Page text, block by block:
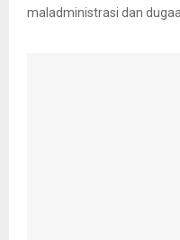
maladministrasi dan